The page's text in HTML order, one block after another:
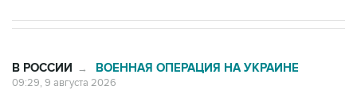
В РОССИИ → ВОЕННАЯ ОПЕРАЦИЯ НА УКРАИНЕ
09:29, 9 августа 2026